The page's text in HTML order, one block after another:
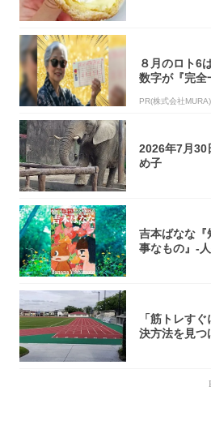
８月のロト6
数字が『完全
PR(株式会社MURA)
2026年7月30
め子
吉本ばなな『
事なもの』-
「筋トレす
決方法を見つ